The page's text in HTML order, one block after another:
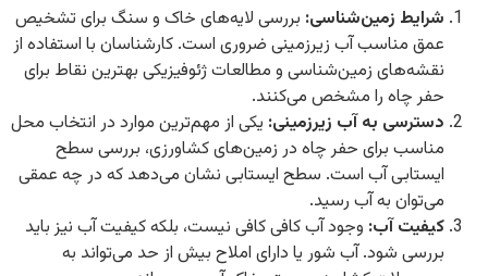
شرایط زمین‌شناسی: بررسی لایه‌های خاک و سنگ برای تشخیص
عمق مناسب آب زیرزمینی ضروری است. کارشناسان با استفاده از
نقشه‌های زمین‌شناسی و مطالعات ژئوفیزیکی بهترین نقاط برای
حفر چاه را مشخص می‌کنند.
دسترسی به آب زیرزمینی: یکی از مهم‌ترین موارد در انتخاب محل
مناسب برای حفر چاه در زمین‌های کشاورزی، بررسی سطح
ایستابی آب است. سطح ایستابی نشان می‌دهد که در چه عمقی
می‌توان به آب رسید.
کیفیت آب: وجود آب کافی کافی نیست، بلکه کیفیت آب نیز باید
بررسی شود. آب شور یا دارای املاح بیش از حد می‌تواند به